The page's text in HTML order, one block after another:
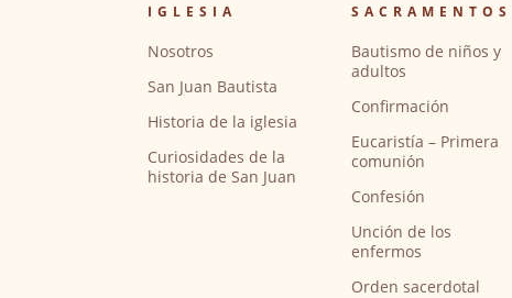
IGLESIA
Nosotros
San Juan Bautista
Historia de la iglesia
Curiosidades de la
historia de San Juan
SACRAMENTOS
Bautismo de niños y
adultos
Confirmación
Eucaristía – Primera
comunión
Confesión
Unción de los
enfermos
Orden sacerdotal